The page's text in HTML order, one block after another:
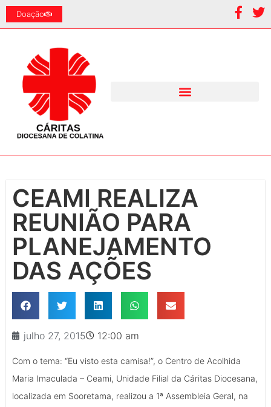
Doação
CEAMI REALIZA
REUNIÃO PARA
PLANEJAMENTO
DAS AÇÕES
julho 27, 2015 12:00 am
Com o tema: “Eu visto esta camisa!”, o Centro de Acolhida
Maria Imaculada – Ceami, Unidade Filial da Cáritas Diocesana,
localizada em Sooretama, realizou a 1ª Assembleia Geral, na